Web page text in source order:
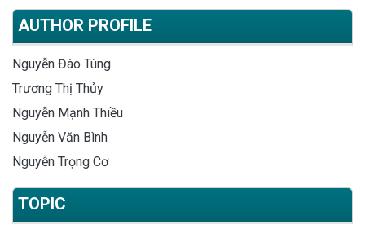
AUTHOR PROFILE
Nguyễn Đào Tùng
Trương Thị Thủy
Nguyễn Mạnh Thiều
Nguyễn Văn Bình
Nguyễn Trọng Cơ
TOPIC